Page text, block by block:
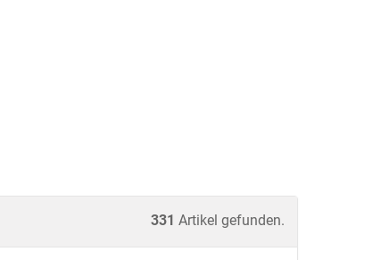
331 Artikel gefunden.